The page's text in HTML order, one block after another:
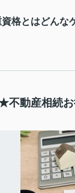
格とはどんな
不動産相続